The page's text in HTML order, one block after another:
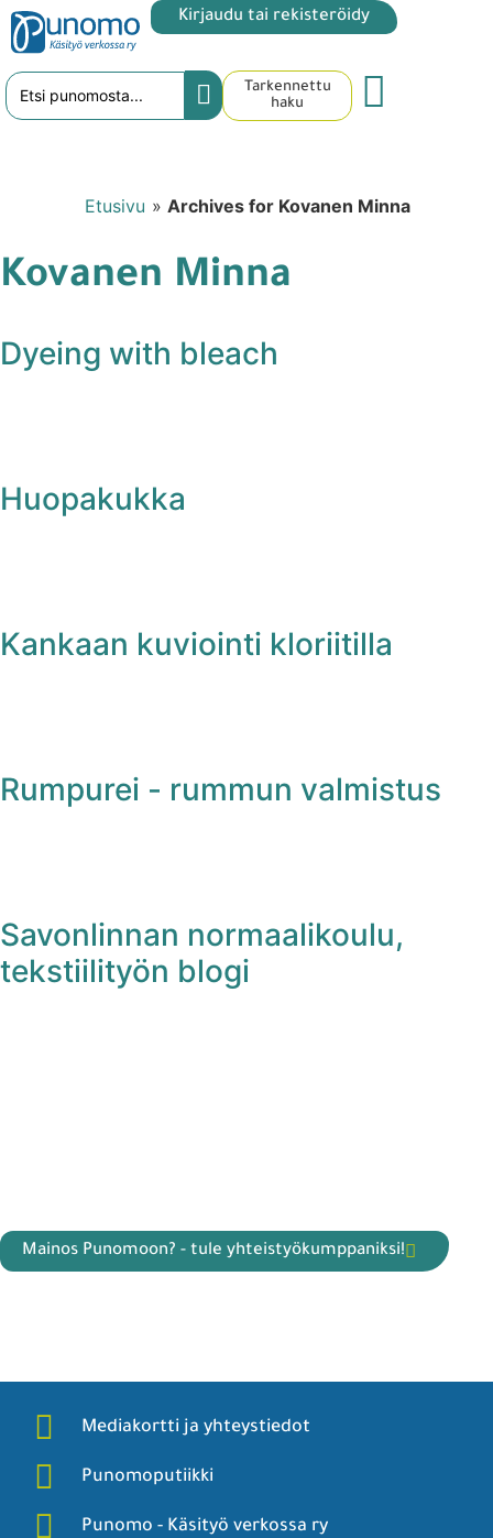
Kirjaudu tai rekisteröidy
Tarkennettu
haku
Etusivu » Archives for Kovanen Minna
Kovanen Minna
Dyeing with bleach
Huopakukka
Kankaan kuviointi kloriitilla
Rumpurei - rummun valmistus
Savonlinnan normaalikoulu,
tekstiilityön blogi
Mainos Punomoon? - tule yhteistyökumppaniksi!
Mediakortti ja yhteystiedot
Punomoputiikki
Punomo - Käsityö verkossa ry